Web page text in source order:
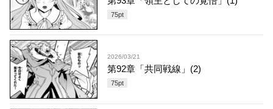
75pt
2026/03/21
第92章「共同戦線」(2)
75pt